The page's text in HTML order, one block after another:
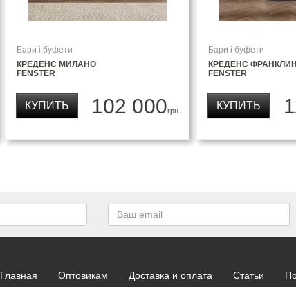
Бари і буфети
КРЕДЕНС МИЛАНО
FENSTER
102 000грн
КУПИТЬ
Бари і буфети
КРЕДЕНС ФРАНКЛИН
FENSTER
КУПИТЬ
Главная Оптовикам Доставка и оплата Статьи